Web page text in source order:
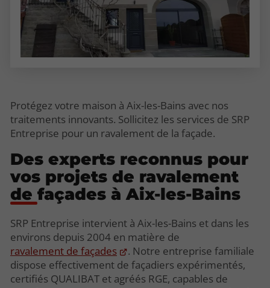
Protégez votre maison à Aix-les-Bains avec nos
traitements innovants. Sollicitez les services de SRP
Entreprise pour un ravalement de la façade.
Des experts reconnus pour
vos projets de ravalement
de façades à Aix-les-Bains
SRP Entreprise intervient à Aix-les-Bains et dans les
environs depuis 2004 en matière de
ravalement de façades
. Notre entreprise familiale
dispose effectivement de façadiers expérimentés,
certifiés QUALIBAT et agréés RGE, capables de